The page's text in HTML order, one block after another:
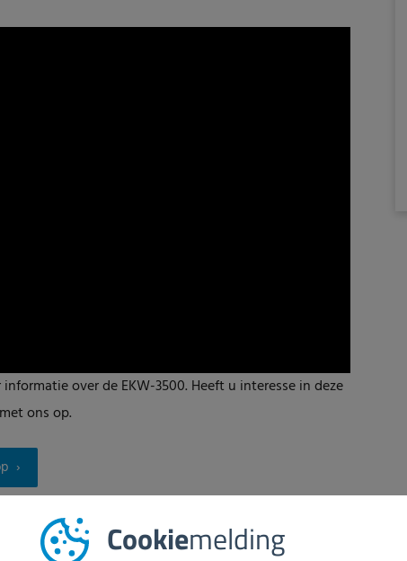
Cookiemelding
over de EKW-3500. Heeft u interesse in deze
met ons op.